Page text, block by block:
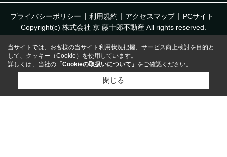
プライバシーポリシー 利用規約 アクセスマップ
PCサイト
Copyright(c) 株式会社 京 藤十郎不動産 All rights reserved.
当サイトでは、お客様の当サイト利用状況把握、サービス向上検討を目的と
して、クッキー（Cookie）を使用しています。
詳しくは、当社の 「Cookieの取扱いについて」 をご確認ください。
閉じる